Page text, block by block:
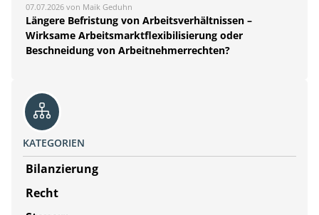
07.07.2026 von Maik Geduhn
Längere Befristung von Arbeitsverhältnissen –
Wirksame Arbeitsmarktflexibilisierung oder
Beschneidung von Arbeitnehmerrechten?
KATEGORIEN
Bilanzierung
Recht